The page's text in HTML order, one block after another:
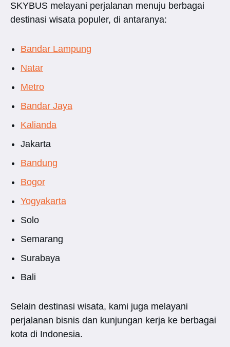
SKYBUS melayani perjalanan menuju berbagai
destinasi wisata populer, di antaranya:
Bandar Lampung
Natar
Metro
Bandar Jaya
Kalianda
Jakarta
Bandung
Bogor
Yogyakarta
Solo
Semarang
Surabaya
Bali
Selain destinasi wisata, kami juga melayani
perjalanan bisnis dan kunjungan kerja ke berbagai
kota di Indonesia.